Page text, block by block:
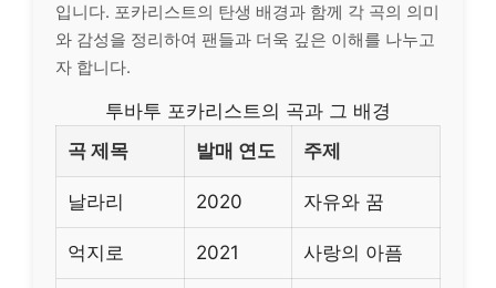
입니다. 포카리스트의 탄생 배경과 함께 각 곡의 의미
와 감성을 정리하여 팬들과 더욱 깊은 이해를 나누고
자 합니다.
투바투 포카리스트의 곡과 그 배경
곡 제목
발매 연도 주제
날라리 2020 자유와 꿈
억지로 2021 사랑의 아픔